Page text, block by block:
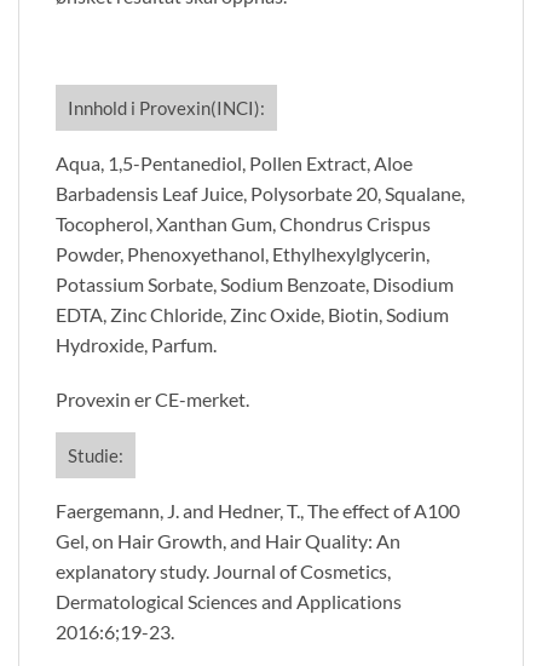
Innhold i Provexin(INCI):
Aqua, 1,5-Pentanediol, Pollen Extract, Aloe
Barbadensis Leaf Juice, Polysorbate 20, Squalane,
Tocopherol, Xanthan Gum, Chondrus Crispus
Powder, Phenoxyethanol, Ethylhexylglycerin,
Potassium Sorbate, Sodium Benzoate, Disodium
EDTA, Zinc Chloride, Zinc Oxide, Biotin, Sodium
Hydroxide, Parfum.
Provexin er CE-merket.
Studie:
Faergemann, J. and Hedner, T., The effect of A100
Gel, on Hair Growth, and Hair Quality: An
explanatory study. Journal of Cosmetics,
Dermatological Sciences and Applications
2016:6;19-23.